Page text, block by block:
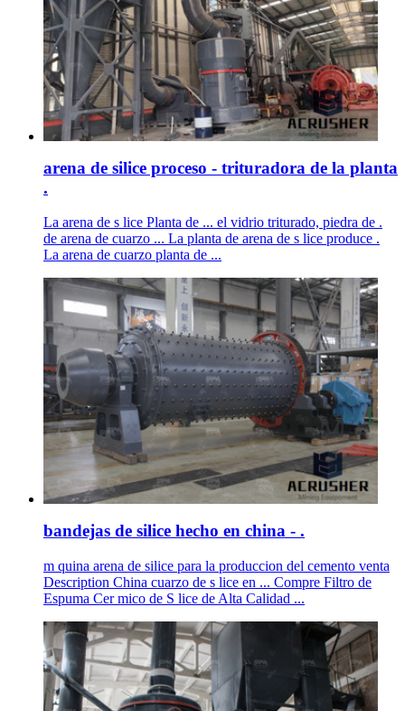
arena de silice proceso - trituradora de la planta
.
La arena de s lice Planta de ... el vidrio triturado, piedra de .
de arena de cuarzo ... La planta de arena de s lice produce .
La arena de cuarzo planta de ...
bandejas de silice hecho en china - .
m quina arena de silice para la produccion del cemento venta
Description China cuarzo de s lice en ... Compre Filtro de
Espuma Cer mico de S lice de Alta Calidad ...